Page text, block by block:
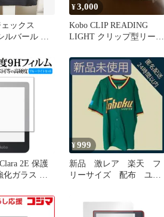
ックス
ルバール ビ
¥3,000
Kobo CLIP READING
LIGHT クリップ型リーデ
2E 保護
ガラス と
クリア光沢
¥999
新品 激レア 楽天 フ
リーサイズ 配布 ユニ